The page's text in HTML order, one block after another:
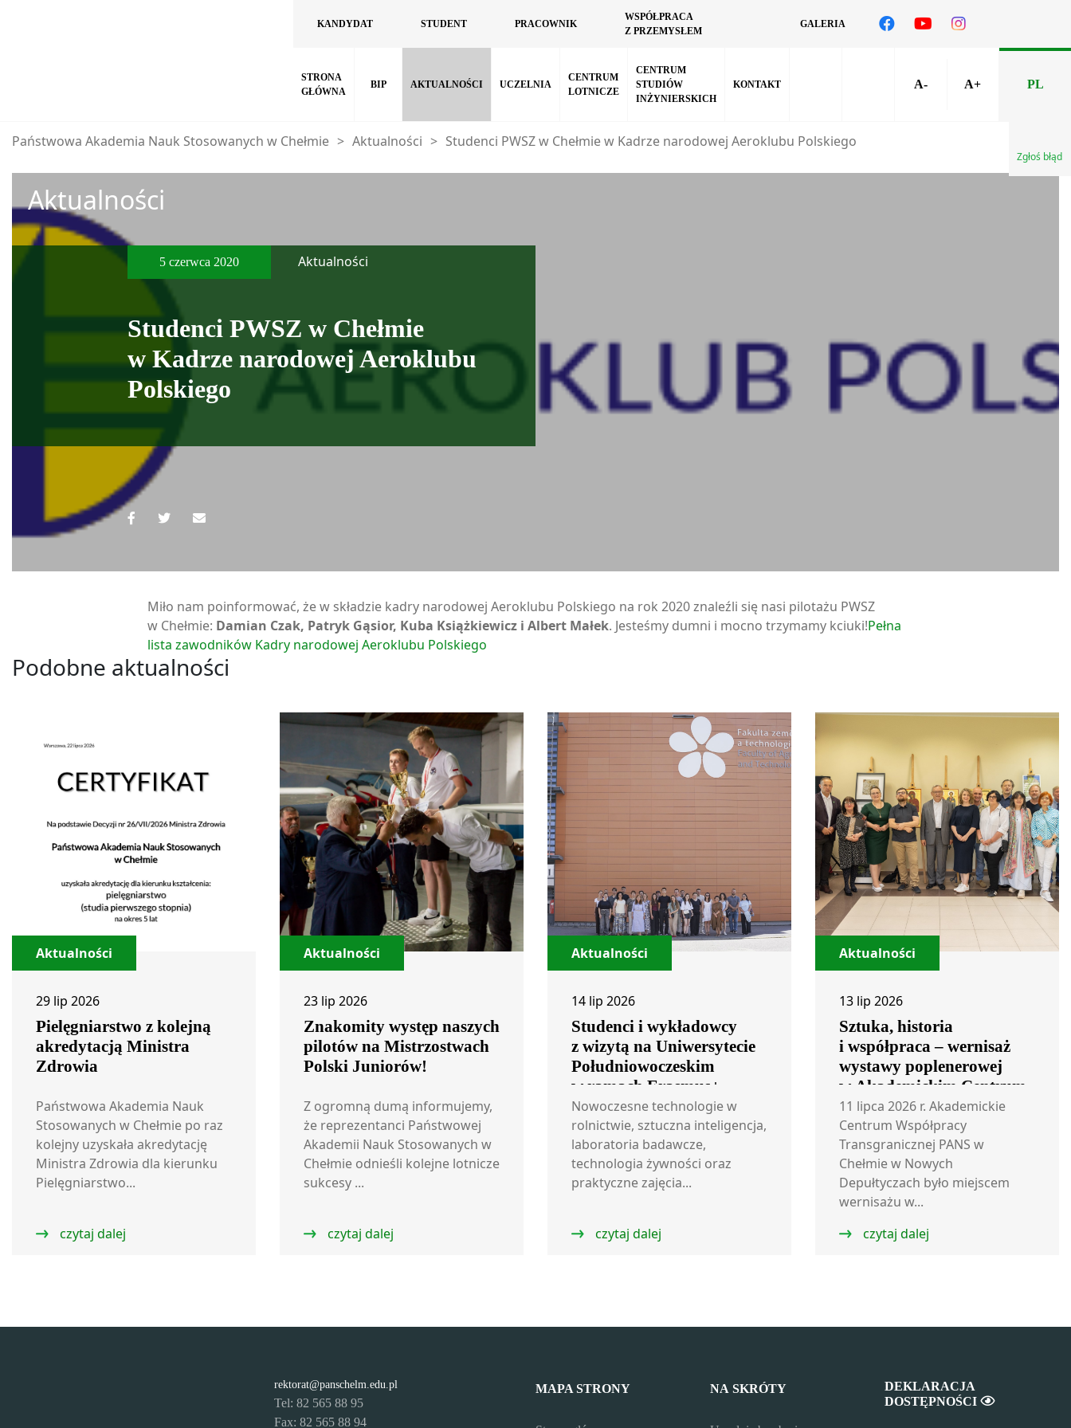
KANDYDAT STUDENT PRACOWNIK
WSPÓŁPRACA
Z PRZEMYSŁEM
GALERIA
STRONA
GŁÓWNA
BIP AKTUALNOŚCI UCZELNIA
CENTRUM
LOTNICZE
CENTRUM
STUDIÓW
INŻYNIERSKICH
KONTAKT A- A+ PL
Zgłoś błąd
Państwowa Akademia Nauk Stosowanych w Chełmie > Aktualności > Studenci PWSZ w Chełmie w Kadrze narodowej Aeroklubu Polskiego
Aktualności
5 czerwca 2020 Aktualności
Studenci PWSZ w Chełmie
w Kadrze narodowej Aeroklubu
Polskiego
Miło nam poinformować, że w składzie kadry narodowej Aeroklubu Polskiego na rok 2020 znaleźli się nasi pilotażu PWSZ
w Chełmie: Damian Czak, Patryk Gąsior, Kuba Książkiewicz i Albert Małek. Jesteśmy dumni i mocno trzymamy kciuki!Pełna
lista zawodników Kadry narodowej Aeroklubu Polskiego
Podobne aktualności
Aktualności
29 lip 2026
Pielęgniarstwo z kolejną
akredytacją Ministra
Zdrowia
Państwowa Akademia Nauk
Stosowanych w Chełmie po raz
kolejny uzyskała akredytację
Ministra Zdrowia dla kierunku
Pielęgniarstwo...
czytaj dalej
Aktualności
23 lip 2026
Znakomity występ naszych
pilotów na Mistrzostwach
Polski Juniorów!
Z ogromną dumą informujemy,
że reprezentanci Państwowej
Akademii Nauk Stosowanych w
Chełmie odnieśli kolejne lotnicze
sukcesy ...
czytaj dalej
Aktualności
14 lip 2026
Studenci i wykładowcy
z wizytą na Uniwersytecie
Południowoczeskim
w ramach Erasmus+
Nowoczesne technologie w
rolnictwie, sztuczna inteligencja,
laboratoria badawcze,
technologia żywności oraz
praktyczne zajęcia...
czytaj dalej
Aktualności
13 lip 2026
Sztuka, historia
i współpraca – wernisaż
wystawy poplenerowej
w Akademickim Centrum
Współpracy
Transgranicznej
11 lipca 2026 r. Akademickie
Centrum Współpracy
Transgranicznej PANS w
Chełmie w Nowych
Depułtyczach było miejscem
wernisażu w...
czytaj dalej
rektorat@panschelm.edu.pl
Tel: 82 565 88 95
Fax: 82 565 88 94
MAPA STRONY NA SKRÓTY
DEKLARACJA
DOSTĘPNOŚCI